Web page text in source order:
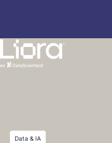
contenu
Data & IA